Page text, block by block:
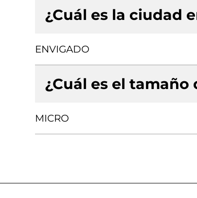
¿Cuál es la ciudad
ENVIGADO
¿Cuál es el tamaño
MICRO